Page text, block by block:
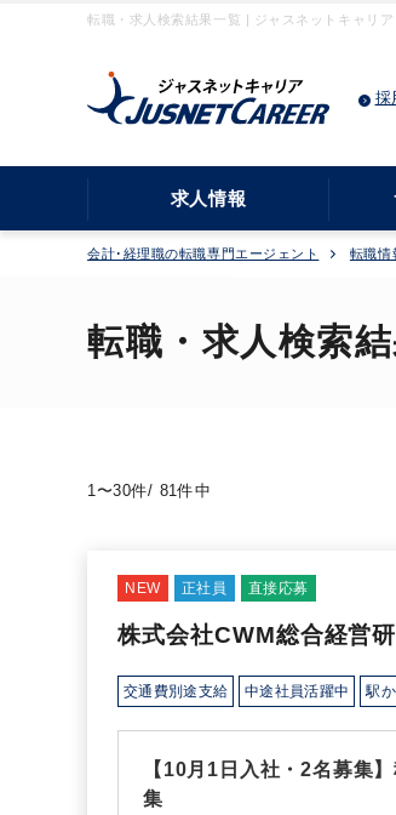
転職・求人検索結果一覧 | ジャスネットキャリア
採
求人情報
会計･経理職の転職専門エージェント 転職情
転職・求人検索
1〜30件/ 81件中
NEW 正社員 直接応募
株式会社CWM総合経営
交通費別途支給 中途社員活躍中 駅
【10月1日入社・2名募集
集